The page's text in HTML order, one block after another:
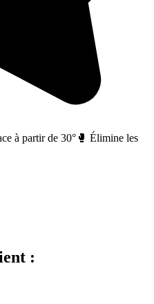
à partir de 30° 🥊 Élimine les
: